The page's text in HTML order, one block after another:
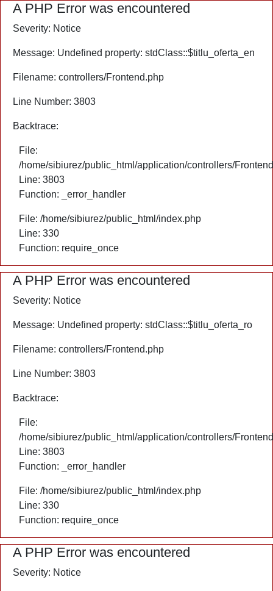
A PHP Error was encountered
Severity: Notice
Message: Undefined property: stdClass::$titlu_oferta_en
Filename: controllers/Frontend.php
Line Number: 3803
Backtrace:
File:
/home/sibiurez/public_html/application/controllers/
Line: 3803
Function: _error_handler
File: /home/sibiurez/public_html/index.php
Line: 330
Function: require_once
A PHP Error was encountered
Severity: Notice
Message: Undefined property: stdClass::$titlu_oferta_ro
Filename: controllers/Frontend.php
Line Number: 3803
Backtrace:
File:
/home/sibiurez/public_html/application/controllers/
Line: 3803
Function: _error_handler
File: /home/sibiurez/public_html/index.php
Line: 330
Function: require_once
A PHP Error was encountered
Severity: Notice